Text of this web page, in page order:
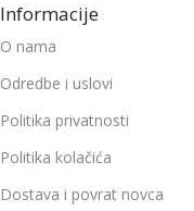
Informacije
O nama
Odredbe i uslovi
Politika privatnosti
Politika kolačića
Dostava i povrat novca